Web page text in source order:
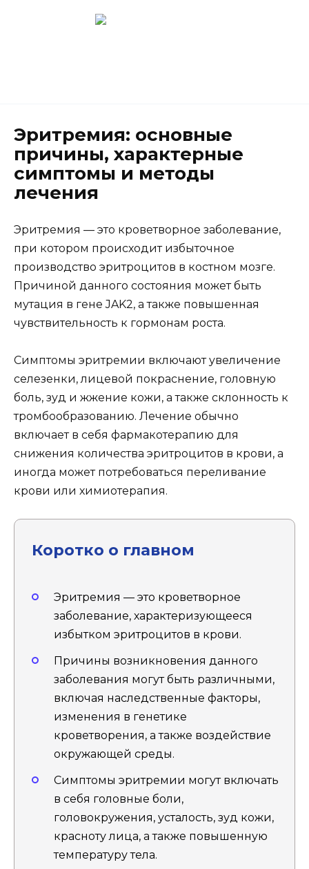
Эритремия: основные
причины, характерные
симптомы и методы
лечения
Эритремия — это кроветворное заболевание,
при котором происходит избыточное
производство эритроцитов в костном мозге.
Причиной данного состояния может быть
мутация в гене JAK2, а также повышенная
чувствительность к гормонам роста.
Симптомы эритремии включают увеличение
селезенки, лицевой покраснение, головную
боль, зуд и жжение кожи, а также склонность к
тромбообразованию. Лечение обычно
включает в себя фармакотерапию для
снижения количества эритроцитов в крови, а
иногда может потребоваться переливание
крови или химиотерапия.
Коротко о главном
Эритремия — это кроветворное
заболевание, характеризующееся
избытком эритроцитов в крови.
Причины возникновения данного
заболевания могут быть различными,
включая наследственные факторы,
изменения в генетике
кроветворения, а также воздействие
окружающей среды.
Симптомы эритремии могут включать
в себя головные боли,
головокружения, усталость, зуд кожи,
красноту лица, а также повышенную
температуру тела.